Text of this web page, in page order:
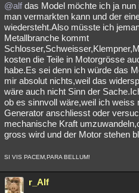
@alfdas Model möchte ich ja nun
man vermarkten kann und der
wiedersteht.Also müsste ich
Metallbranche kommt
kosten die Teile in Motorgrösse
habe.Es sei denn ich würde das
mir absolut nichts,weil das
wäre auch nicht Sinn der
ob es sinnvoll wäre,weil ich weiss
Generator anschliesst oder
mechanische Kraft
gross wird und der Motor stehen
SI VIS PACEM,PARA BELLUM!
r_Alf